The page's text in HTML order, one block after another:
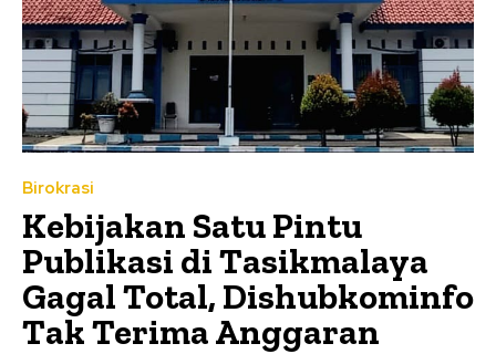
Birokrasi
Kebijakan Satu Pintu
Publikasi di Tasikmalaya
Gagal Total, Dishubkominfo
Tak Terima Anggaran